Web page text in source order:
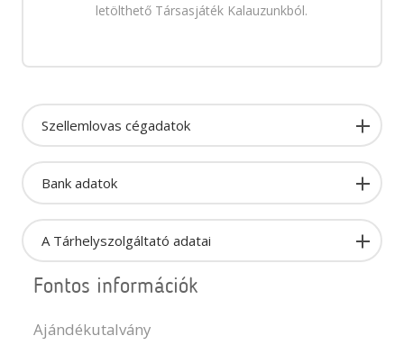
letölthető Társasjáték Kalauzunkból.
Szellemlovas cégadatok
Bank adatok
A Tárhelyszolgáltató adatai
Fontos információk
Ajándékutalvány